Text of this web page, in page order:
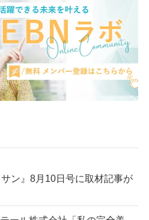
サン』8月10日号に取材記事が